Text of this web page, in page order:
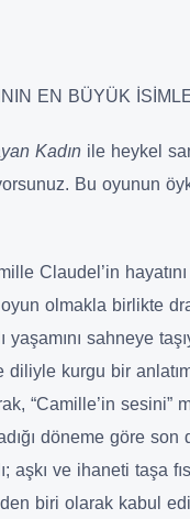
EN BÜYÜK
Kadın ile heykel
Bu oyunun
Claudel’in
olmakla birlikte
yaşamını sahneye
kurgu bir
“Camille’in sesini”
döneme göre son
ve ihaneti taşa
biri olarak kabul